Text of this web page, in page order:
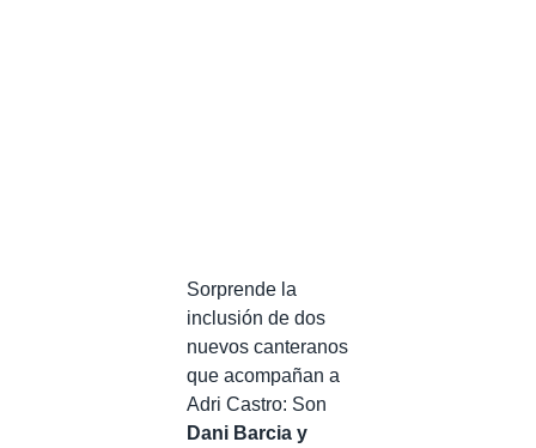
Sorprende la
inclusión de dos
nuevos canteranos
que acompañan a
Adri Castro: Son
Dani Barcia y